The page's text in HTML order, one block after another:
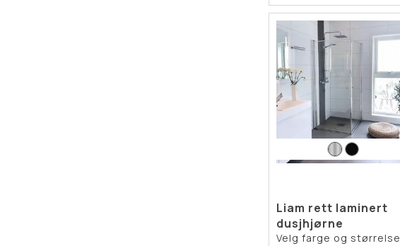
Liam rett laminert
dusjhjørne
Velg farge og størrelse